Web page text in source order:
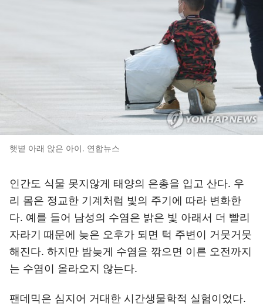
햇볕 아래 앉은 아이. 연합뉴스
인간도 식물 못지않게 태양의 은총을 입고 산다. 우
리 몸은 정교한 기계처럼 빛의 주기에 따라 변화한
다. 예를 들어 남성의 수염은 밝은 빛 아래서 더 빨리
자라기 때문에 늦은 오후가 되면 턱 주변이 거뭇거뭇
해진다. 하지만 밤늦게 수염을 깎으면 이른 오전까지
는 수염이 올라오지 않는다.
팬데믹은 심지어 거대한 시간생물학적 실험이었다.